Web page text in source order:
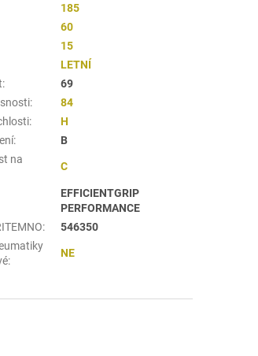
185
60
15
LETNÍ
:
69
:
84
:
H
:
B
na
C
EFFICIENTGRIP
PERFORMANCE
:
546350
:
NE